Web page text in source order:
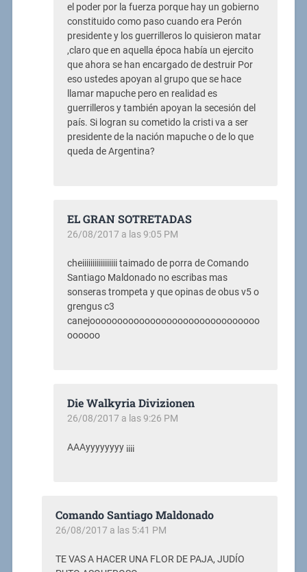
el poder por la fuerza porque hay un gobierno
constituido como paso cuando era Perón
presidente y los guerrilleros lo quisieron matar
,claro que en aquella época había un ejercito
que ahora se han encargado de destruir Por
eso ustedes apoyan al grupo que se hace
llamar mapuche pero en realidad es
guerrilleros y también apoyan la secesión del
país. Si logran su cometido la cristi va a ser
presidente de la nación mapuche o de lo que
queda de Argentina?
EL GRAN SOTRETADAS
26/08/2017 a las 9:05 PM
cheiiiiiiiiiiiiiiiii taimado de porra de Comando
Santiago Maldonado no escribas mas
sonseras trompeta y que opinas de obus v5 o
grengus c3
canejooooooooooooooooooooooooooooooo
oooooo
Die Walkyria Divizionen
26/08/2017 a las 9:26 PM
AAAyyyyyyyy ¡¡¡¡
Comando Santiago Maldonado
26/08/2017 a las 5:41 PM
TE VAS A HACER UNA FLOR DE PAJA, JUDÍO